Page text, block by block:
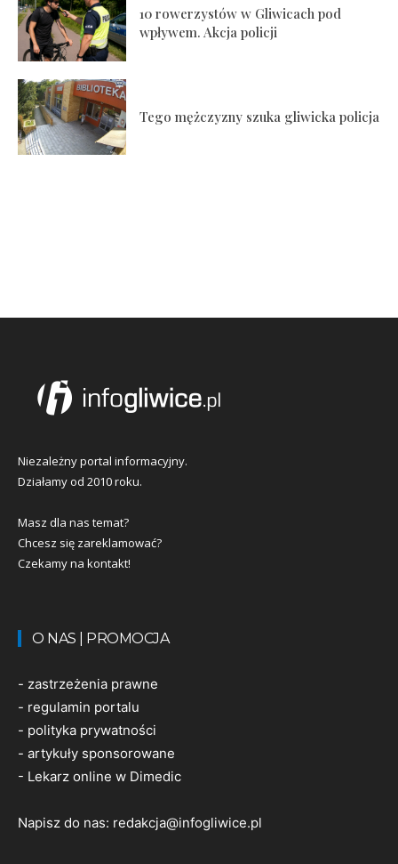
10 rowerzystów w Gliwicach pod
wpływem. Akcja policji
Tego mężczyzny szuka gliwicka policja
Niezależny portal informacyjny.
Działamy od 2010 roku.
Masz dla nas temat?
Chcesz się zareklamować?
Czekamy na kontakt!
O NAS | PROMOCJA
- zastrzeżenia prawne
- regulamin portalu
- polityka prywatności
- artykuły sponsorowane
- Lekarz online w Dimedic
Napisz do nas: redakcja@infogliwice.pl